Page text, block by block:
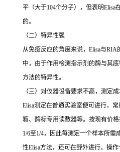
平（大于104个分子），但表明Elisa
的。
（二）特异性强
从免疫反应的角度来说， Elisa与RIA
中，由于作用检测指示剂的酶与其
方法的特异性。
（三）对仪器设备要求不高，测定
Elisa测定在普通实验室便可进行，
箱、酶标专用读数器等。按现有价
1/6至1/4，因此每测定一个样本所需
性Elisa方法，还可在野外进行，操作